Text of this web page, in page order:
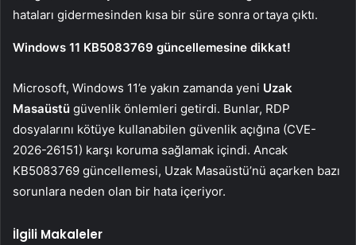
hataları gidermesinden kısa bir süre sonra ortaya çıktı.
Windows 11 KB5083769 güncellemesine dikkat!
Microsoft, Windows 11’e yakın zamanda yeni Uzak
Masaüstü güvenlik önlemleri getirdi. Bunlar, RDP
dosyalarını kötüye kullanabilen güvenlik açığına (CVE-
2026-26151) karşı koruma sağlamak içindi. Ancak
KB5083769 güncellemesi, Uzak Masaüstü’nü açarken bazı
sorunlara neden olan bir hata içeriyor.
İlgili Makaleler